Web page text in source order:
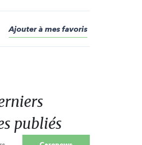
Ajouter à mes favoris
publiés